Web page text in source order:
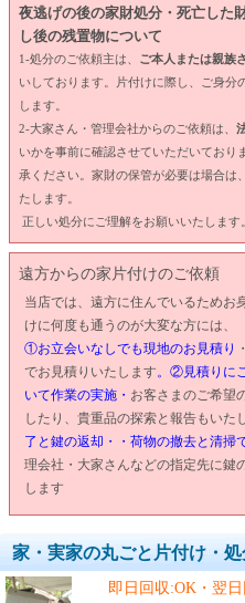
夜逃げの後の家財処分・死亡した
し後の残置物について
1-処分のご依頼主は、 ご本人または親族
いしております。片付けに際し、ご身分
します。
2-大家さん・管理会社からのご依頼は、
いかを事前に確認させていただいており
承ください。家財の保管が必要は場合は
たします。
正しい処分にご理解をお願いいたします。
遠方からの家片付けのご依頼
当店では、遠方に住んでいるためお
けに何度も通うのが大変な方には、
①お立会いなしでも現地のお見積り
でお見積りいたします。②見積りに
いて作業の実施・ お客さまのご希望
したり、貴重品の探索と報告もいた
了と鍵の返却・・荷物の撤去と清掃
理会社・大家さんなどの指定先に鍵
します
家・実家の丸ごと片付け・
即日回収:OK・翌